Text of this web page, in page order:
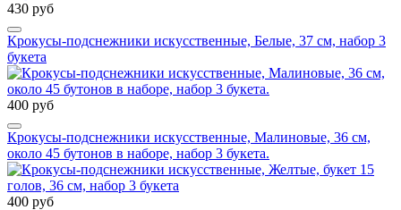
430 руб
Крокусы-подснежники искусственные, Белые, 37 см, набор 3
букета
400 руб
Крокусы-подснежники искусственные, Малиновые, 36 см,
около 45 бутонов в наборе, набор 3 букета.
400 руб